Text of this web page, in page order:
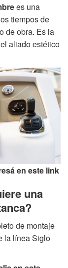
es una
tiempos de
de obra. Es la
aliado estético
en este link
una
de montaje
la línea Siglo